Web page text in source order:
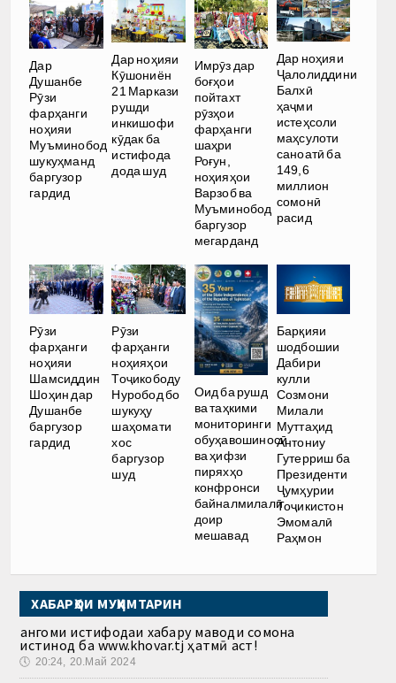
Дар
Душанбе
Рӯзи
фарҳанги
ноҳияи
Муъминобод
шукуҳманд
баргузор
гардид
Дар ноҳияи
Кӯшониён
21 Маркази
рушди
инкишофи
кӯдак ба
истифода
дода шуд
Имрӯз дар
боғҳои
пойтахт
рӯзҳои
фарҳанги
шаҳри
Роғун,
ноҳияҳои
Варзоб ва
Муъминобод
баргузор
мегарданд
Дар ноҳияи
Ҷалолиддини
Балхӣ
ҳаҷми
истеҳсоли
маҳсулоти
саноатӣ ба
149,6
миллион
сомонӣ
расид
Рӯзи
фарҳанги
ноҳияи
Шамсиддин
Шоҳин дар
Душанбе
баргузор
гардид
Рӯзи
фарҳанги
ноҳияҳои
Тоҷикободу
Нуробод бо
шукуҳу
шаҳомати
хос
баргузор
шуд
Оид ба рушд
ва таҳкими
мониторинги
обуҳавошиносӣ
ва ҳифзи
пиряхҳо
конфронси
байналмилалӣ
доир
мешавад
Барқияи
шодбошии
Дабири
кулли
Созмони
Милали
Муттаҳид
Антониу
Гутерриш ба
Президенти
Ҷумҳурии
Тоҷикистон
Эмомалӣ
Раҳмон
ХАБАРҲОИ МУҲИМТАРИН
Ҳангоми истифодаи хабару маводи сомона
истинод ба www.khovar.tj ҳатмӣ аст!
🕔 20:24, 20.Май 2024